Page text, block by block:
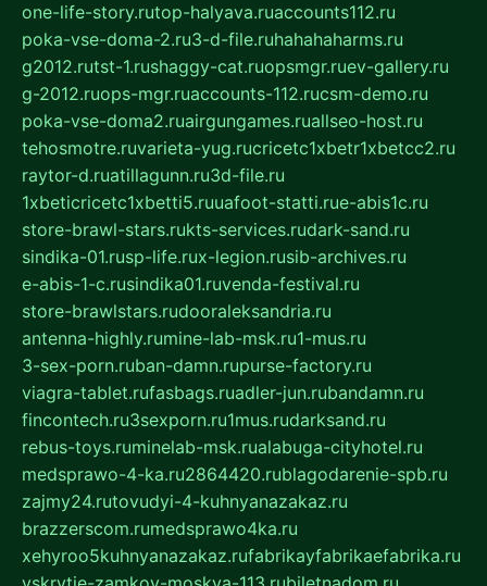
one-life-story.rutop-halyava.ruaccounts112.ru
poka-vse-doma-2.ru3-d-file.ruhahahaharms.ru
g2012.rutst-1.rushaggy-cat.ruopsmgr.ruev-gallery.ru
g-2012.ruops-mgr.ruaccounts-112.rucsm-demo.ru
poka-vse-doma2.ruairgungames.ruallseo-host.ru
tehosmotre.ruvarieta-yug.rucricetc1xbetr1xbetcc2.ru
raytor-d.ruatillagunn.ru3d-file.ru
1xbeticricetc1xbetti5.ruuafoot-statti.rue-abis1c.ru
store-brawl-stars.rukts-services.rudark-sand.ru
sindika-01.rusp-life.rux-legion.rusib-archives.ru
e-abis-1-c.rusindika01.ruvenda-festival.ru
store-brawlstars.rudooraleksandria.ru
antenna-highly.rumine-lab-msk.ru1-mus.ru
3-sex-porn.ruban-damn.rupurse-factory.ru
viagra-tablet.rufasbags.ruadler-jun.rubandamn.ru
fincontech.ru3sexporn.ru1mus.rudarksand.ru
rebus-toys.ruminelab-msk.rualabuga-cityhotel.ru
medsprawo-4-ka.ru2864420.rublagodarenie-spb.ru
zajmy24.rutovudyi-4-kuhnyanazakaz.ru
brazzerscom.rumedsprawo4ka.ru
xehyroo5kuhnyanazakaz.rufabrikayfabrikaefabrika.ru